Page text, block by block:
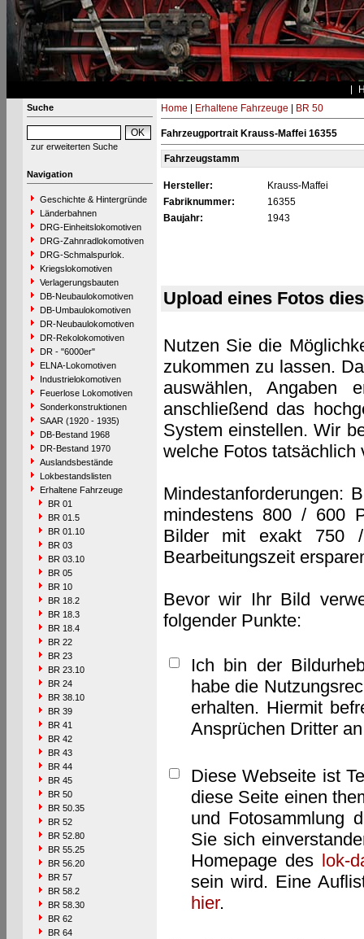
Suche
zur erweiterten Suche
Navigation
Geschichte & Hintergründe
Länderbahnen
DRG-Einheitslokomotiven
DRG-Zahnradlokomotiven
DRG-Schmalspurlok.
Kriegslokomotiven
Verlagerungsbauten
DB-Neubaulokomotiven
DB-Umbaulokomotiven
DR-Neubaulokomotiven
DR-Rekolokomotiven
DR - "6000er"
ELNA-Lokomotiven
Industrielokomotiven
Feuerlose Lokomotiven
Sonderkonstruktionen
SAAR (1920 - 1935)
DB-Bestand 1968
DR-Bestand 1970
Auslandsbestände
Lokbestandslisten
Erhaltene Fahrzeuge
BR 01
BR 01.5
BR 01.10
BR 03
BR 03.10
BR 05
BR 10
BR 18.2
BR 18.3
BR 18.4
BR 22
BR 23
BR 23.10
BR 24
BR 38.10
BR 39
BR 41
BR 42
BR 43
BR 44
BR 45
BR 50
BR 50.35
BR 52
BR 52.80
BR 55.25
BR 56.20
BR 57
BR 58.2
BR 58.30
BR 62
BR 64
Home Erhaltene Fahrzeuge BR 50
Fahrzeugportrait Krauss-Maffei 16355
Fahrzeugstamm
Hersteller:
Krauss-Maffei
Fabriknummer:
16355
Baujahr:
1943
Upload eines Fotos
Nutzen Sie die
zukommen zu lassen.
auswählen, Angaben
anschließend das
System einstellen. Wir
welche Fotos tatsächlich
Mindestanforderungen:
mindestens 800 / 600
Bilder mit exakt 750
Bearbeitungszeit
Bevor wir Ihr Bild
folgender Punkte:
Ich bin der
habe die
erhalten. Hiermit
Ansprüchen Dritter
Diese Webseite ist
diese Seite einen
und Fotosammlung
Sie sich
Homepage des lok-
sein wird. Eine
hier.